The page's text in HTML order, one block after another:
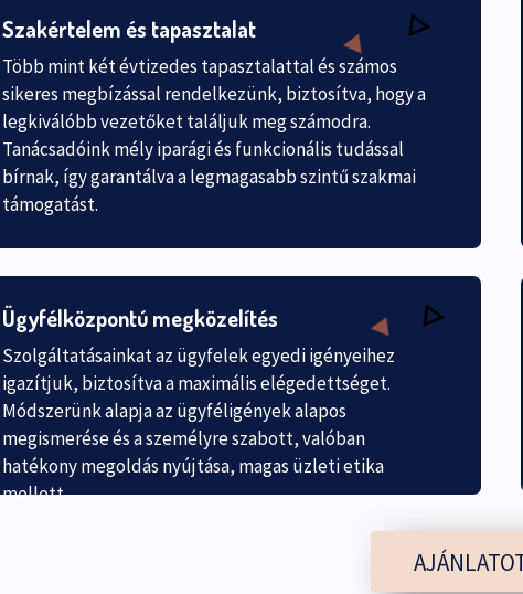
Szakértelem és tapasztalat
Több mint két évtizedes tapasztalattal és számos
sikeres megbízással rendelkezünk, biztosítva, hogy a
legkiválóbb vezetőket találjuk meg számodra.
Tanácsadóink mély iparági és funkcionális tudással
bírnak, így garantálva a legmagasabb szintű szakmai
támogatást.
Ügyfélközpontú megközelítés
Szolgáltatásainkat az ügyfelek egyedi igényeihez
igazítjuk, biztosítva a maximális elégedettséget.
Módszerünk alapja az ügyféligények alapos
megismerése és a személyre szabott, valóban
hatékony megoldás nyújtása, magas üzleti etika
mellett.